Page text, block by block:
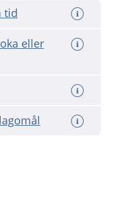
tid
eller